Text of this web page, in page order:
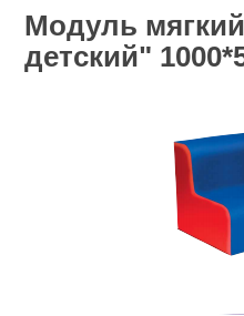
Модуль
детский"